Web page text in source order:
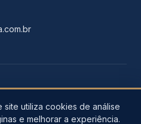
site utiliza cookies de análise
e melhorar a experiência.